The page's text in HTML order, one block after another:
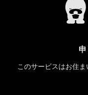
このサービスはお住ま